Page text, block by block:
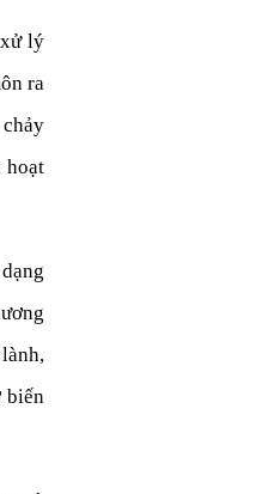
lý
ra
hoạt
biến